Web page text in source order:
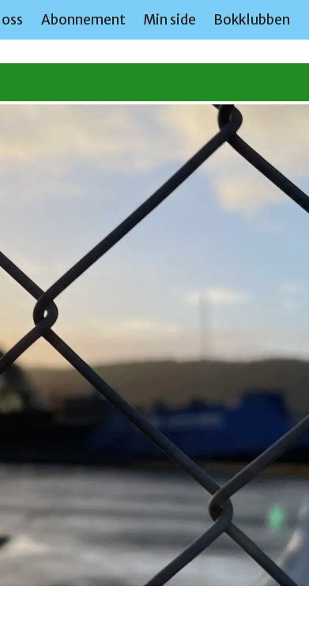
Abonnement Min side Bokklubben